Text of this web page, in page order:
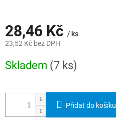
28,46 Kč / ks
23,52 Kč bez DPH
cena:
Skladem (7 ks)
Přidat do košíku